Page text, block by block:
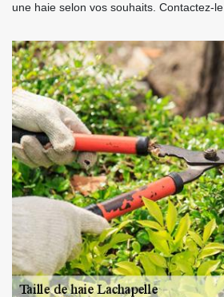
une haie selon vos souhaits. Contactez-le.